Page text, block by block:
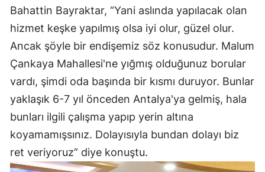
Bahattin Bayraktar, “Yani aslında yapılacak olan
hizmet keşke yapılmış olsa iyi olur, güzel olur.
Ancak şöyle bir endişemiz söz konusudur. Malum
Çankaya Mahallesi'ne yığmış olduğunuz borular
vardı, şimdi oda başında bir kısmı duruyor. Bunlar
yaklaşık 6-7 yıl önceden Antalya'ya gelmiş, hala
bunları ilgili çalışma yapıp yerin altına
koyamamışsınız. Dolayısıyla bundan dolayı biz
ret veriyoruz” diye konuştu.